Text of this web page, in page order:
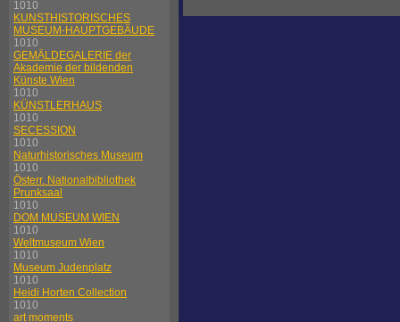
1010
KUNSTHISTORISCHES
MUSEUM-HAUPTGEBÄUDE
1010
GEMÄLDEGALERIE der
Akademie der bildenden
Künste Wien
1010
KÜNSTLERHAUS
1010
SECESSION
1010
Naturhistorisches Museum
1010
Österr. Nationalbibliothek
Prunksaal
1010
DOM MUSEUM WIEN
1010
Weltmuseum Wien
1010
Museum Judenplatz
1010
Heidi Horten Collection
1010
art moments